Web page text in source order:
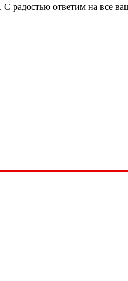
радостью ответим на все